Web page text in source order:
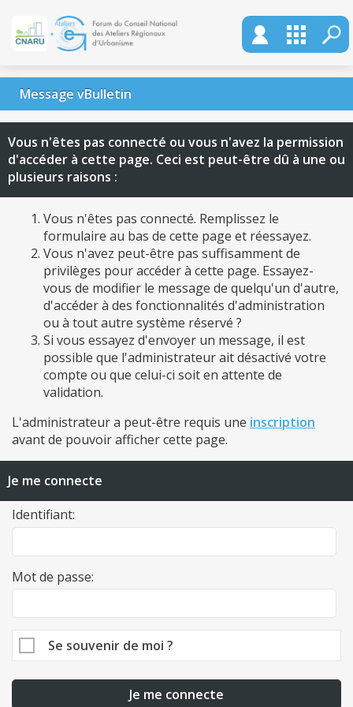
Message vBulletin
Vous n'êtes pas connecté ou vous n'avez la permission
d'accéder à cette page. Ceci est peut-être dû à une ou
plusieurs raisons :
Vous n'êtes pas connecté. Remplissez le
formulaire au bas de cette page et réessayez.
Vous n'avez peut-être pas suffisamment de
privilèges pour accéder à cette page. Essayez-
vous de modifier le message de quelqu'un d'autre,
d'accéder à des fonctionnalités d'administration
ou à tout autre système réservé ?
Si vous essayez d'envoyer un message, il est
possible que l'administrateur ait désactivé votre
compte ou que celui-ci soit en attente de
validation.
L'administrateur a peut-être requis une inscription
avant de pouvoir afficher cette page.
Je me connecte
Identifiant:
Mot de passe:
Se souvenir de moi ?
Je me connecte